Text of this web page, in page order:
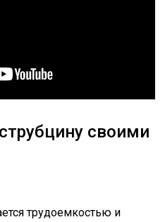
своими
трудоемкостью и